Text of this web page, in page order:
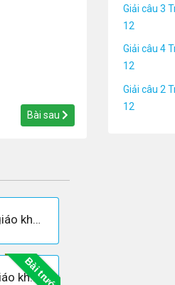
Bài sau
Giải câu 2 Trang 66 - Sách giáo khoa Vật lí 12
Bài trước
Giải câu 4 Trang 66- Sách giáo khoa Vật lí 12
Giải câu 3
12
Giải câu 4
12
Giải câu 2
12